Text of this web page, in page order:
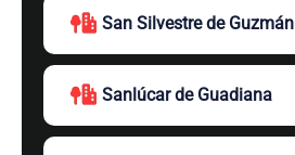
San Silvestre de Guzmán
Sanlúcar de Guadiana